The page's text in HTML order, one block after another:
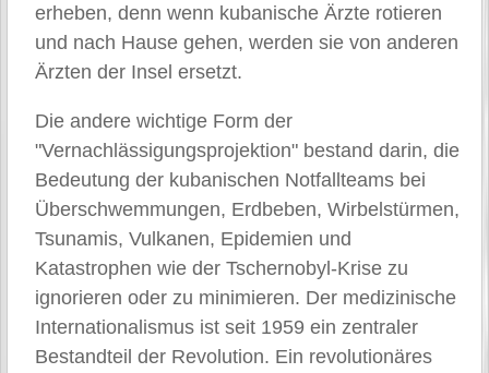
erheben, denn wenn kubanische Ärzte rotieren
und nach Hause gehen, werden sie von anderen
Ärzten der Insel ersetzt.
Die andere wichtige Form der
"Vernachlässigungsprojektion" bestand darin, die
Bedeutung der kubanischen Notfallteams bei
Überschwemmungen, Erdbeben, Wirbelstürmen,
Tsunamis, Vulkanen, Epidemien und
Katastrophen wie der Tschernobyl-Krise zu
ignorieren oder zu minimieren. Der medizinische
Internationalismus ist seit 1959 ein zentraler
Bestandteil der Revolution. Ein revolutionäres